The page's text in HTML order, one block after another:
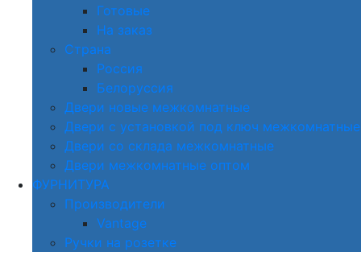
Готовые
На заказ
Страна
Россия
Белоруссия
Двери новые межкомнатные
Двери с установкой под ключ межкомнатные
Двери со склада межкомнатные
Двери межкомнатные оптом
ФУРНИТУРА
Производители
Vantage
Ручки на розетке